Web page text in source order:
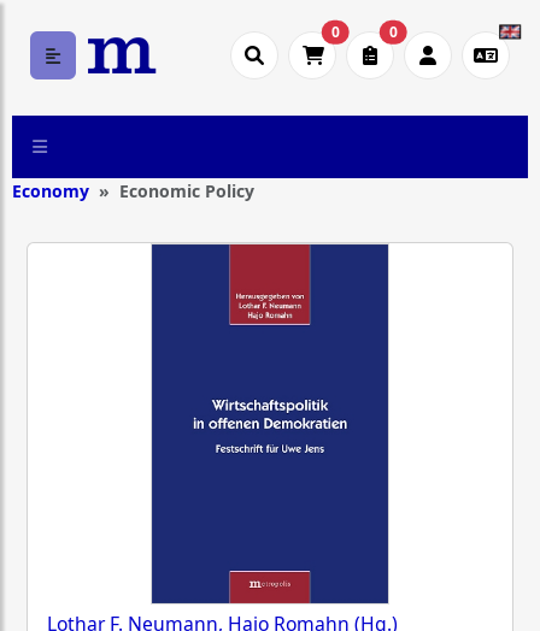
0 0
Economy Economic Policy
Lothar F. Neumann, Hajo Romahn (Hg.)